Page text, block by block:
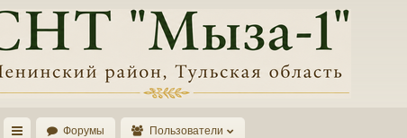
Форумы Пользователи